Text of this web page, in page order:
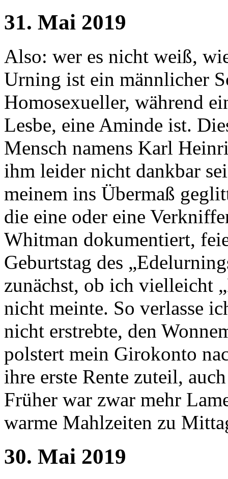
31. Mai 2019
Also: wer es nicht weiß,
Urning ist ein männlicher
Homosexueller, während
Lesbe, eine Aminde ist.
Mensch namens Karl
ihm leider nicht dankbar
meinem ins Übermaß
die eine oder eine
Whitman dokumentiert,
Geburtstag des
zunächst, ob ich vielleicht
nicht meinte. So verlasse
nicht erstrebte, den
polstert mein Girokonto
ihre erste Rente zuteil,
Früher war zwar mehr
warme Mahlzeiten zu
30. Mai 2019